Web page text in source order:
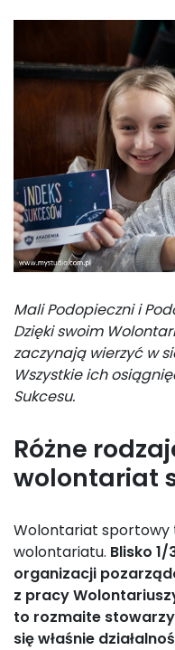
Mali Podopieczni i
Dzięki swoim
zaczynają wierzyć w
Wszystkie ich
Sukcesu.
Różne
wolontariat
Wolontariat
wolontariatu. Blisko
organizacji
z pracy
to rozmaite
się właśnie